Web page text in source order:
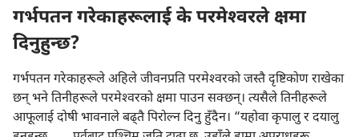
गर्भपतन गरेकाहरूलाई के परमेश्‍वरले क्षमा
दिनुहुन्छ?
गर्भपतन गरेकाहरूले अहिले जीवनप्रति परमेश्‍वरको जस्तै दृष्टिकोण राखेका
छन्‌ भने तिनीहरूले परमेश्‍वरको क्षमा पाउन सक्छन्‌। त्यसैले तिनीहरूले
आफूलाई दोषी भावनाले बढ्‌तै पिरोल्न दिनु हुँदैन। “यहोवा कृपालु र दयालु